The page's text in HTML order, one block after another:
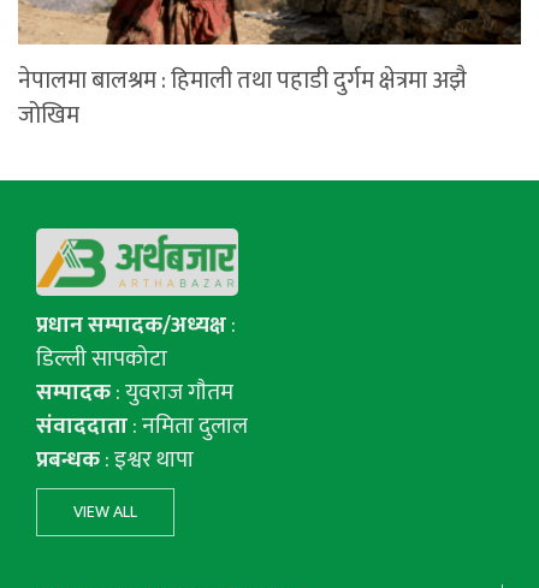
नेपालमा बालश्रम : हिमाली तथा पहाडी दुर्गम क्षेत्रमा अझै
जोखिम
प्रधान सम्पादक/अध्यक्ष:
डिल्ली सापकोटा
सम्पादक: युवराज गाैतम
संवाददाता: नमिता दुलाल
प्रबन्धक: इश्वर थापा
VIEW ALL